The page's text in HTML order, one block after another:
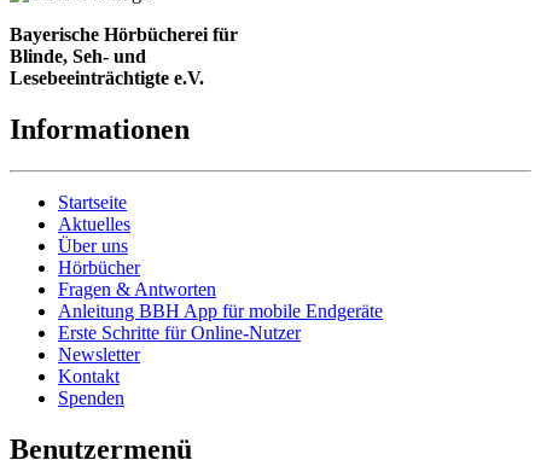
Bayerische Hörbücherei für
Blinde, Seh- und
Lesebeeinträchtigte e.V.
Informationen
Startseite
Aktuelles
Über uns
Hörbücher
Fragen & Antworten
Anleitung BBH App für mobile Endgeräte
Erste Schritte für Online-Nutzer
Newsletter
Kontakt
Spenden
Benutzermenü